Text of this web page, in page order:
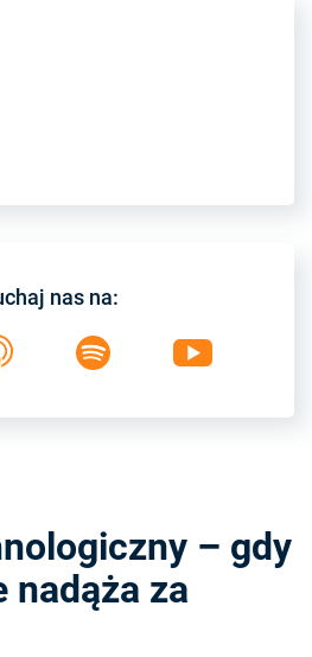
nas na:
– gdy
nadąża za